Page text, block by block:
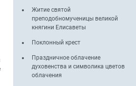
Житие святой
преподобномученицы великой
княгини Елисаветы
Поклонный крест
Праздничное облачение
духовенства и символика цветов
облачения